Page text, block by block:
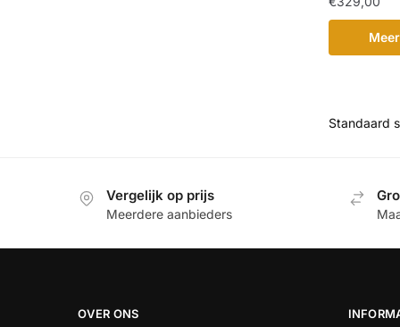
Vergelijk op prijs
Meerdere aanbieders
OVER ONS